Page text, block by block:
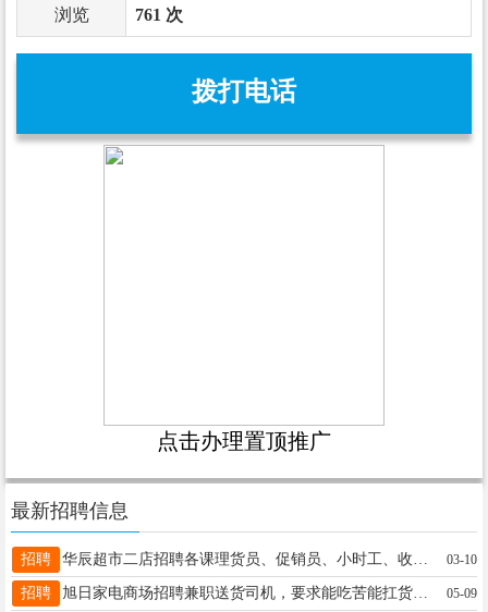
浏览 761 次
拨打电话
点击办理置顶推广
最新招聘信息
招聘 03-10
招聘 旭日家电商场招聘兼职送货司机，要求能吃苦能扛货，有活就干没活在家待着，大多数是下午干活，电话13763763456 05-09